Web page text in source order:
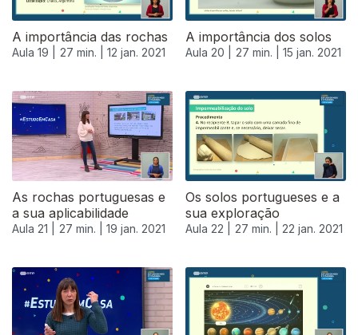
A importância das rochas
Aula 19 | 27 min. | 12 jan. 2021
A importância dos solos
Aula 20 | 27 min. | 15 jan. 2021
As rochas portuguesas e
a sua aplicabilidade
Aula 21 | 27 min. | 19 jan. 2021
Os solos portugueses e a
sua exploração
Aula 22 | 27 min. | 22 jan. 2021
520893